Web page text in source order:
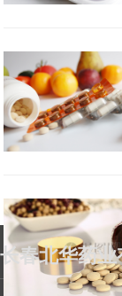
长春北华药业